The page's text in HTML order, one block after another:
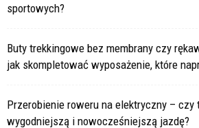
sportowych?
Buty trekkingowe bez membrany czy
jak skompletować wyposażenie, które
Przerobienie roweru na elektryczny – czy
wygodniejszą i nowocześniejszą jazdę?